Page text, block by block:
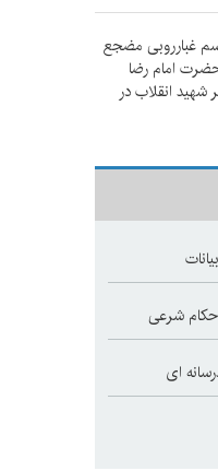
غبارروبی مضجع
امام رضا
شهید انقلاب در
بیانات
شرعی
ای